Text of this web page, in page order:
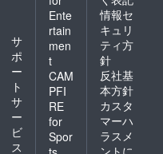
サ
ポ
ー
ト
サ
ー
ビ
ス
Ente
rtain
men
t
CAM
PFI
RE
for
Spor
情報セ
キュリ
ティ方
針
反社基
本方針
カスタ
マーハ
ラスメ
ントに